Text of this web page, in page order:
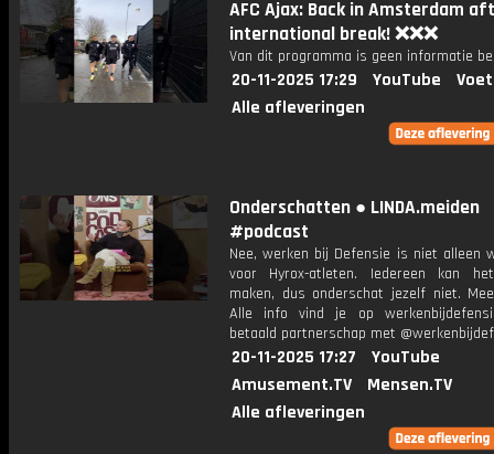
AFC Ajax: Back in Amsterdam
international break! ❌❌❌
Van dit programma is geen informatie
20-11-2025 17:29 YouTube
Alle afleveringen
Onderschatten ● LINDA.meiden
#podcast
Nee, werken bij Defensie is niet alleen
voor Hyrox-atleten. Iedereen kan
maken, dus onderschat jezelf niet.
Alle info vind je op
betaald partnerschap met
20-11-2025 17:27
YouTube
Amusement.TV
Mensen.TV
Alle afleveringen